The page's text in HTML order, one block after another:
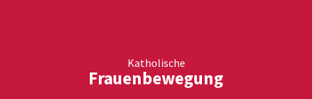
Katholische
Frauenbewegung